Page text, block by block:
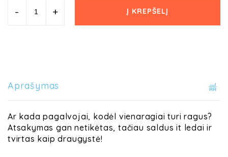
- + Į KREPŠELĮ
Aprašymas
Ar kada pagalvojai, kodėl vienaragiai turi ragus?
Atsakymas gan netikėtas, tačiau saldus it ledai ir
tvirtas kaip draugystė!